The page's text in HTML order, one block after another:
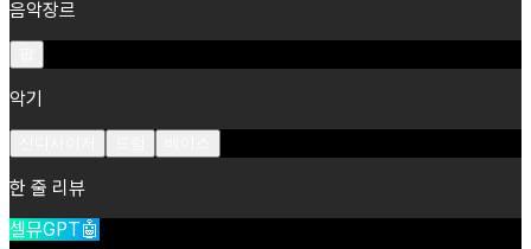
음악장르
악기
한 줄 리뷰
셀뮤GPT🤖